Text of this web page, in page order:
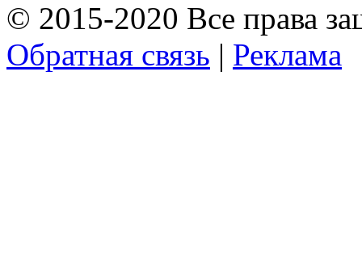
© 2015-2020 Все права
Обратная связь | Реклама